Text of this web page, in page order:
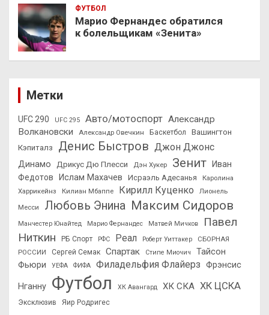
ФУТБОЛ
Марио Фернандес обратился
к болельщикам «Зенита»
Метки
UFC 290 UFC 295 Авто/мотоспорт Александр
Волкановски
Александр Овечкин Баскетбол
Вашингтон
Кэпиталз
Денис Быстров Джон Джонс
Динамо Дрикус Дю Плесси Дэн Хукер Зенит Иван
Федотов
Ислам Махачев Исраэль Адесанья
Каролина
Харрикейнз
Килиан Мбаппе Кирилл Куценко
Лионель
Месси
Любовь Энина Максим Сидоров
Манчестер Юнайтед Марио Фернандес Матвей Мичков
Павел
Ниткин
РБ Спорт РФС Реал Роберт Уиттакер
СБОРНАЯ
РОССИИ
Сергей Семак Спартак Стипе Миочич
Тайсон
Фьюри
УЕФА ФИФА Филадельфия Флайерз Фрэнсис
Нганну Футбол ХК Авангард ХК СКА ХК ЦСКА
Эксклюзив Яир Родригес